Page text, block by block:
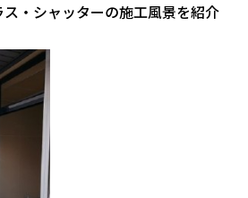
・シャッターの施工風景を紹介